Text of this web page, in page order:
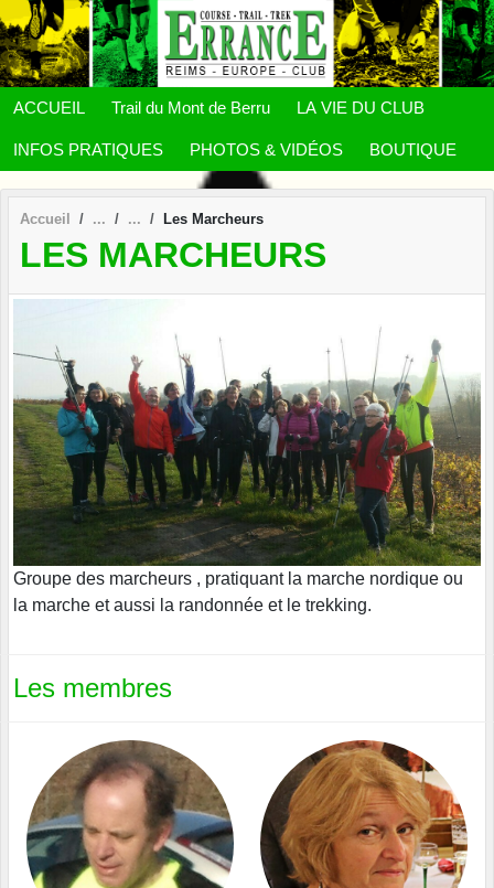
ACCUEIL Trail du Mont de Berru LA VIE DU CLUB
INFOS PRATIQUES PHOTOS & VIDÉOS BOUTIQUE
Accueil Les Marcheurs
LES MARCHEURS
Groupe des marcheurs , pratiquant la marche nordique ou
la marche et aussi la randonnée et le trekking.
Les membres
Panneau de gestion des cookies